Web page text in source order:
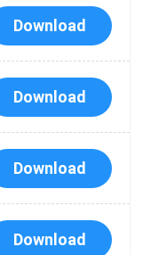
Download
Download
Download
Download